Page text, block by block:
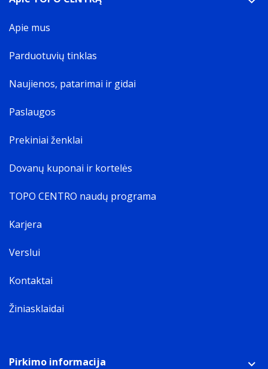
Apie mus
Parduotuvių tinklas
Naujienos, patarimai ir gidai
Paslaugos
Prekiniai ženklai
Dovanų kuponai ir kortelės
TOPO CENTRO naudų programa
Karjera
Verslui
Kontaktai
Žiniasklaidai
Pirkimo informacija